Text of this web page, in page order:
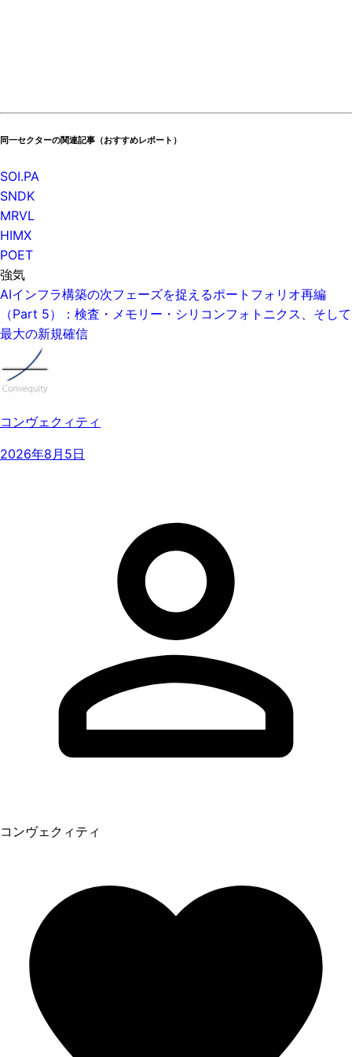
同一セクターの関連記事（おすすめレポート）
SOI.PA
SNDK
MRVL
HIMX
POET
強気
AIインフラ構築の次フェーズを捉えるポートフォリオ再編
（Part 5）：検査・メモリー・シリコンフォトニクス、そして
最大の新規確信
コンヴェクィティ
2026年8月5日
コンヴェクィティ